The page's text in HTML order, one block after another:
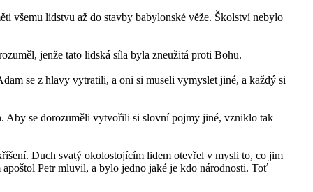
všemu lidstvu až do stavby babylonské věže. Školství nebylo
jenže tato lidská síla byla zneužitá proti Bohu.
se z hlavy vytratili, a oni si museli vymyslet jiné, a každý si
Aby se dorozuměli vytvořili si slovní pojmy jiné, vzniklo tak
Duch svatý okolostojícím lidem otevřel v mysli to, co jim
Petr mluvil, a bylo jedno jaké je kdo národnosti. Toť